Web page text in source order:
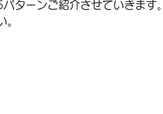
ターンご紹介させていきます。
。